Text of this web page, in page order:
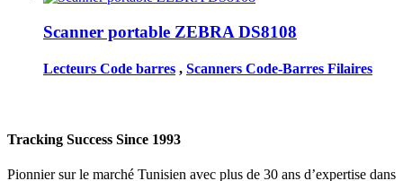
Scanner portable ZEBRA DS8108
Lecteurs Code barres , Scanners Code-Barres Filaires
Tracking Success Since 1993
Pionnier sur le marché Tunisien avec plus de 30 ans d’expertise dans